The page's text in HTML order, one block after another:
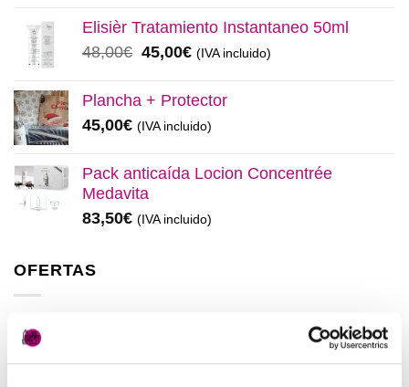
original
137,00€.
actual
130,00€.
Elisièr Tratamiento Instantaneo 50ml
48,00€ El
original
48,00€.
45,00€El
actual
45,00€.
(IVA incluido)
Plancha + Protector
45,00€ (IVA incluido)
Pack anticaída Locion Concentrée
Medavita
83,50€ (IVA incluido)
OFERTAS
Elisièr Instant Bond Tratamiento